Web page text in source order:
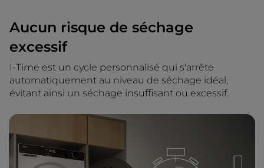
Aucun risque de séchage
excessif
I-Time est un cycle personnalisé qui s'arrête
automatiquement au niveau de séchage idéal,
évitant ainsi un séchage insuffisant ou excessif.